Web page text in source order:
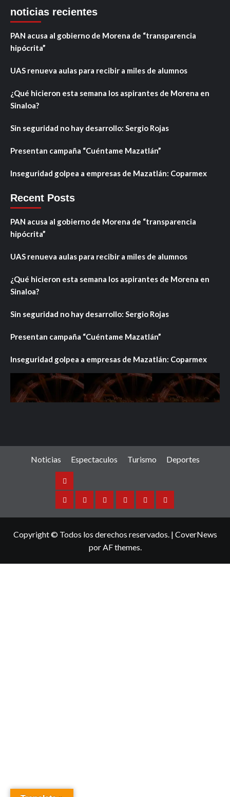
noticias recientes
PAN acusa al gobierno de Morena de “transparencia
hipócrita”
UAS renueva aulas para recibir a miles de alumnos
¿Qué hicieron esta semana los aspirantes de Morena en
Sinaloa?
Sin seguridad no hay desarrollo: Sergio Rojas
Presentan campaña “Cuéntame Mazatlán”
Inseguridad golpea a empresas de Mazatlán: Coparmex
Recent Posts
PAN acusa al gobierno de Morena de “transparencia
hipócrita”
UAS renueva aulas para recibir a miles de alumnos
¿Qué hicieron esta semana los aspirantes de Morena en
Sinaloa?
Sin seguridad no hay desarrollo: Sergio Rojas
Presentan campaña “Cuéntame Mazatlán”
Inseguridad golpea a empresas de Mazatlán: Coparmex
Noticias Espectaculos Turismo Deportes
Noticias
SinaloaNacionalInternacionalEspectaculos
TurismoDeportes
Copyright © Todos los derechos reservados. | CoverNews
por AF themes.